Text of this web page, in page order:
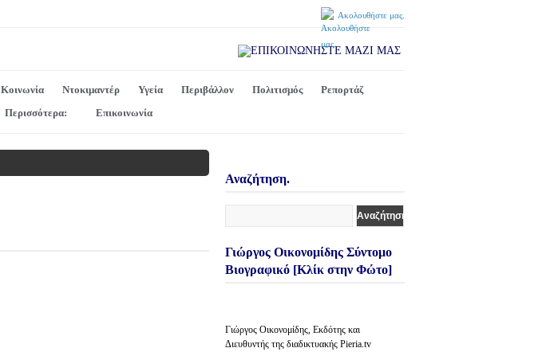
Ακολουθήστε μας.
Κοινωνία Ντοκιμαντέρ Υγεία Περιβάλλον Πολιτισμός
Ρεπορτάζ
Περισσότερα: Επικοινωνία
Αναζήτηση.
Γιώργος Οικονομίδης Σύντομο
Βιογραφικό [Κλίκ στην Φώτο]
Γιώργος Οικονομίδης, Εκδότης και
Διευθυντής της διαδικτυακής Pieria.tv